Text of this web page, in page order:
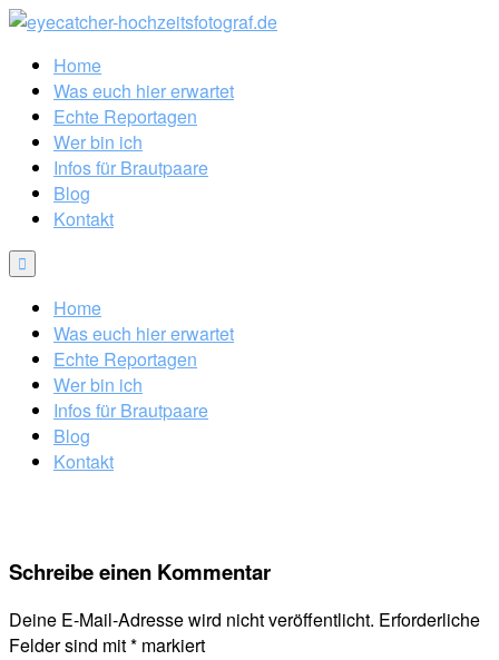
Home
Was euch hier erwartet
Echte Reportagen
Wer bin ich
Infos für Brautpaare
Blog
Kontakt
Home
Was euch hier erwartet
Echte Reportagen
Wer bin ich
Infos für Brautpaare
Blog
Kontakt
Schreibe einen Kommentar
Deine E-Mail-Adresse wird nicht veröffentlicht. Erforderliche
Felder sind mit* markiert